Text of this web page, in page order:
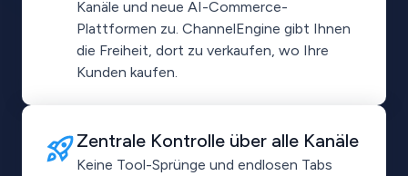
Kanäle und neue AI-Commerce-
Plattformen zu. ChannelEngine gibt Ihnen
die Freiheit, dort zu verkaufen, wo Ihre
Kunden kaufen.
Zentrale Kontrolle über alle Kanäle
Keine Tool-Sprünge und endlosen Tabs